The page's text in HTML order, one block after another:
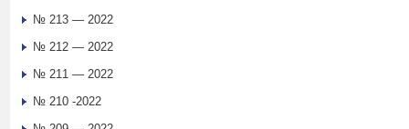
№ 213 — 2022
№ 212 — 2022
№ 211 — 2022
№ 210 -2022